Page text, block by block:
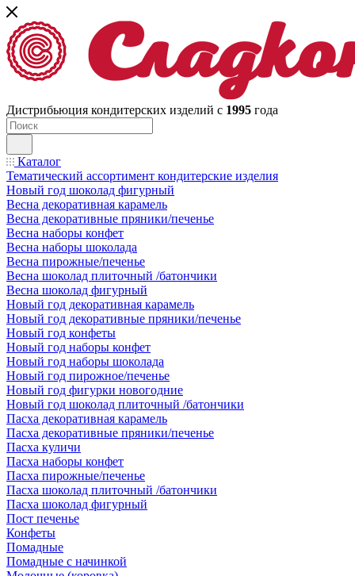
Дистрибьюция кондитерских изделий с 1995 года
Каталог
Тематический ассортимент кондитерские изделия
Новый год шоколад фигурный
Весна декоративная карамель
Весна декоративные пряники/печенье
Весна наборы конфет
Весна наборы шоколада
Весна пирожные/печенье
Весна шоколад плиточный /батончики
Весна шоколад фигурный
Новый год декоративная карамель
Новый год декоративные пряники/печенье
Новый год конфеты
Новый год наборы конфет
Новый год наборы шоколада
Новый год пирожное/печенье
Новый год фигурки новогодние
Новый год шоколад плиточный /батончики
Пасха декоративная карамель
Пасха декоративные пряники/печенье
Пасха куличи
Пасха наборы конфет
Пасха пирожные/печенье
Пасха шоколад плиточный /батончики
Пасха шоколад фигурный
Пост печенье
Конфеты
Помадные
Помадные с начинкой